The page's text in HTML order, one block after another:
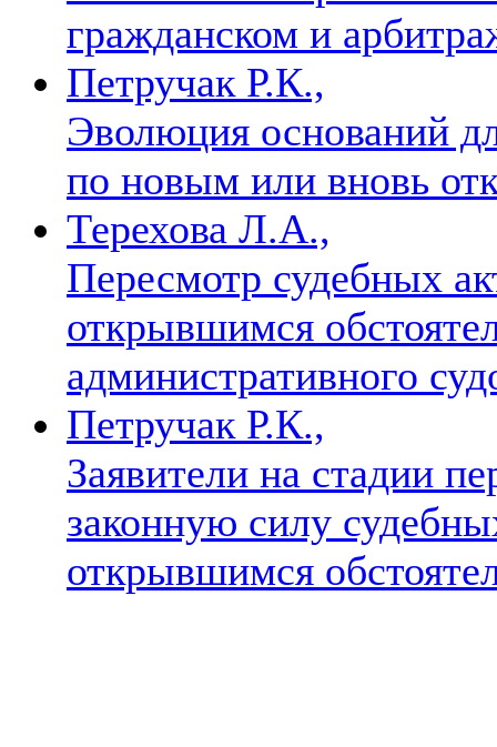
гражданском и
Петручак Р.К.,
Эволюция оснований
по новым или вновь
Терехова Л.А.,
Пересмотр судебных
открывшимся
административного
Петручак Р.К.,
Заявители на стадии
законную силу
открывшимся